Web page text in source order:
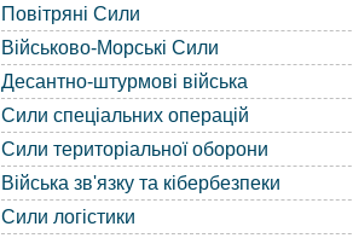
Повітряні Сили
Військово-Морські Сили
Десантно-штурмові війська
Сили спеціальних операцій
Сили територіальної оборони
Війська зв'язку та кібербезпеки
Сили логістики